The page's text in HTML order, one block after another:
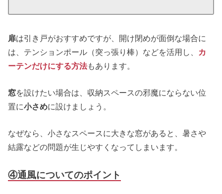
扉は引き戸がおすすめですが、開け閉めが面倒な場合に
は、テンションポール（突っ張り棒）などを活用し、 カ
ーテンだけにする方法もあります。
窓を設けたい場合は、収納スペースの邪魔にならない位
置に小さめに設けましょう。
なぜなら、小さなスペースに大きな窓があると、暑さや
結露などの問題が生じやすくなってしまいます。
④通風についてのポイント